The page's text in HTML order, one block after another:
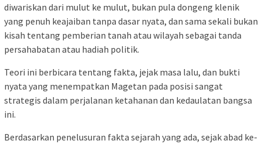
diwariskan dari mulut ke mulut, bukan pula dongeng klenik
yang penuh keajaiban tanpa dasar nyata, dan sama sekali bukan
kisah tentang pemberian tanah atau wilayah sebagai tanda
persahabatan atau hadiah politik.
Teori ini berbicara tentang fakta, jejak masa lalu, dan bukti
nyata yang menempatkan Magetan pada posisi sangat
strategis dalam perjalanan ketahanan dan kedaulatan bangsa
ini.
Berdasarkan penelusuran fakta sejarah yang ada, sejak abad ke-